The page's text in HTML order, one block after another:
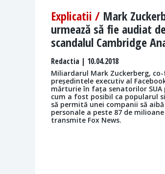
Explicatii / Mark
urmează să fie audiat
scandalul Cambridge
Redactia | 10.04.2018
Miliardarul Mark Zuckerberg,
președintele executiv al
mărturie în fața senatorilor SUA
cum a fost posibil ca popularul
să permită unei companii să
personale a peste 87 de
transmite Fox News.